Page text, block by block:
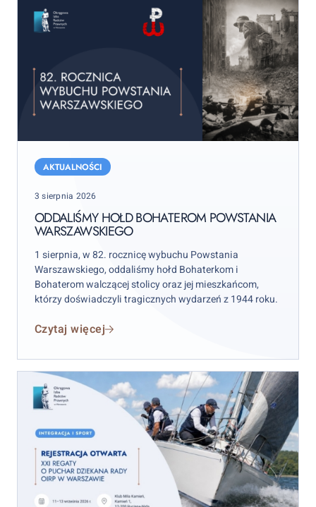
hołd
Powstania
Warszawskiego
AKTUALNOŚCI
Posted
3 sierpnia 2026
ODDALIŚMY HOŁD BOHATEROM POWSTANIA
WARSZAWSKIEGO
1 sierpnia, w 82. rocznicę wybuchu Powstania
Warszawskiego, oddaliśmy hołd Bohaterkom i
Bohaterom walczącej stolicy oraz jej mieszkańcom,
którzy doświadczyli tragicznych wydarzeń z 1944 roku.
Czytaj więcej